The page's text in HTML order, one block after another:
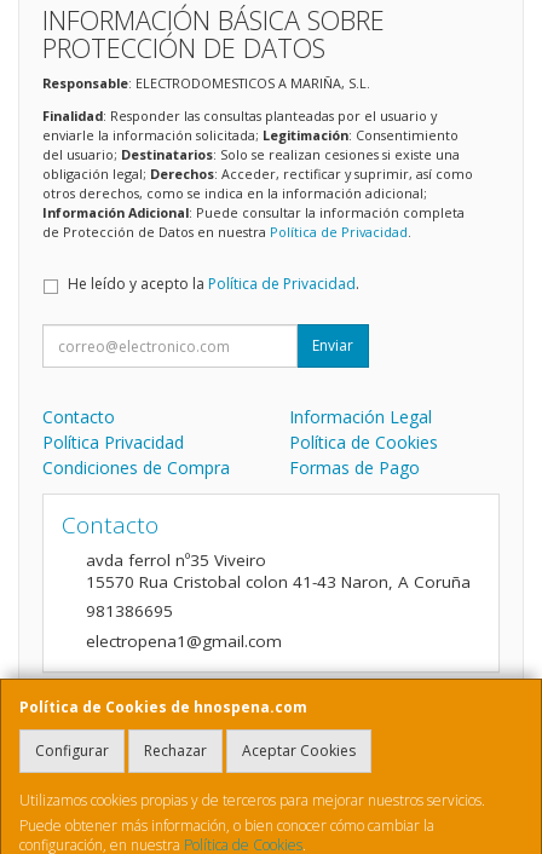
Política de Cookies de hnospena.com
Configurar Rechazar Aceptar Cookies
Utilizamos cookies propias y de terceros para mejorar nuestros servicios.
Puede obtener más información, o bien conocer cómo cambiar la
configuración, en nuestra Política de Cookies.
INFORMACIÓN BÁSICA SOBRE
PROTECCIÓN DE DATOS
Responsable: ELECTRODOMESTICOS A MARIÑA, S.L.
Finalidad: Responder las consultas planteadas por el usuario y
enviarle la información solicitada; Legitimación: Consentimiento
del usuario; Destinatarios: Solo se realizan cesiones si existe una
obligación legal; Derechos: Acceder, rectificar y suprimir, así como
otros derechos, como se indica en la información adicional;
Información Adicional: Puede consultar la información completa
de Protección de Datos en nuestra Política de Privacidad
He leído y acepto la Política de Privacidad.
Enviar
Contacto
Información Legal
Política Privacidad
Política de Cookies
Condiciones de Compra
Formas de Pago
Contacto
avda ferrol nº35 Viveiro
15570 Rua Cristobal colon 41-43 Naron, A Coruña
981386695
electropena1@gmail.com
Horario
9:00 a 14:00 y de 16:00 A 20:00
, , , , España. - C.I.F.: B70410436 - Tfno: